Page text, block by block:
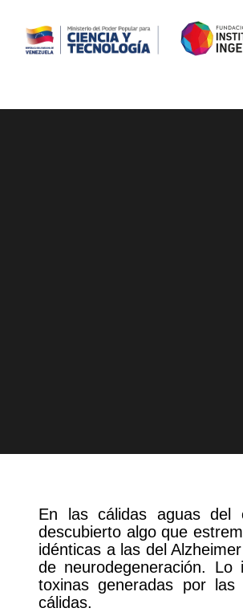
En las cálidas aguas del
descubierto algo que
idénticas a las del
de neurodegeneración.
toxinas generadas por
cálidas.